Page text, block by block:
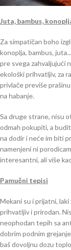
Juta, bambus,
Za simpatičan boho
konoplja, bambus,
pre svega zahvaljujući
ekološki prihvatljiv, za
privlače previše
na habanje.
Sa druge strane, nisu
odmah pokupiti, a
na dodir i neće im biti
namenjeni ni
interesantni, ali više
Pamučni tepisi
Mekani su i prijatni,
prihvatljiv i prirodan.
neophodan tepih sa
dobrim podnim
baš dovoljnu dozu